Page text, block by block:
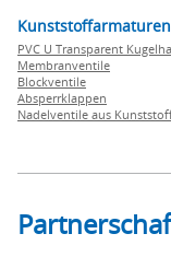
Kunststoffarmaturen
PVC U Transparent
Membranventile
Blockventile
Absperrklappen
Nadelventile aus